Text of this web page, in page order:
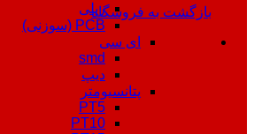
بازگشت به فروشگاهریلی
PCB (سوزنی)
ای سی
smd
دیپ
پتانسیومتر
PT5
PT10